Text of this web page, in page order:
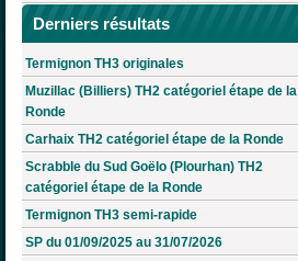
Derniers résultats
Termignon TH3 originales
Muzillac (Billiers) TH2 catégoriel étape de la
Ronde
Carhaix TH2 catégoriel étape de la Ronde
Scrabble du Sud Goëlo (Plourhan) TH2
catégoriel étape de la Ronde
Termignon TH3 semi-rapide
SP du 01/09/2025 au 31/07/2026